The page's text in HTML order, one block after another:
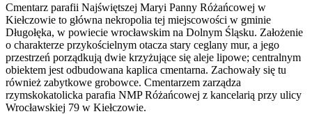
Cmentarz parafii Najświętszej Maryi Panny Różańcowej w
Kiełczowie to główna nekropolia tej miejscowości w gminie
Długołęka, w powiecie wrocławskim na Dolnym Śląsku. Założenie
o charakterze przykościelnym otacza stary ceglany mur, a jego
przestrzeń porządkują dwie krzyżujące się aleje lipowe; centralnym
obiektem jest odbudowana kaplica cmentarna. Zachowały się tu
również zabytkowe grobowce. Cmentarzem zarządza
rzymskokatolicka parafia NMP Różańcowej z kancelarią przy ulicy
Wrocławskiej 79 w Kiełczowie.